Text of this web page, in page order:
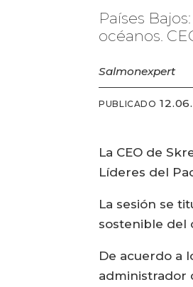
Países
océanos.
Salmonexpert
PUBLICADO
La CEO de
Líderes del
La sesión se
sostenible del
De acuerdo a
administrador